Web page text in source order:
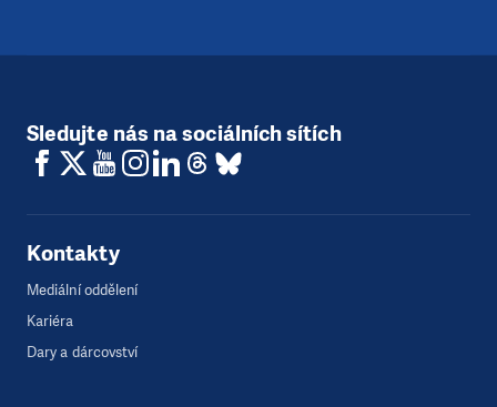
Sledujte nás na sociálních sítích
Kontakty
Mediální oddělení
Kariéra
Dary a dárcovství